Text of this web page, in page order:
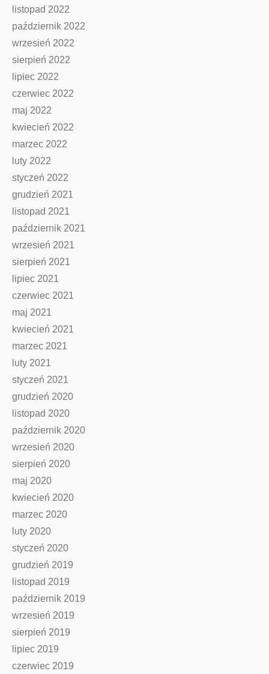
listopad 2022
październik 2022
wrzesień 2022
sierpień 2022
lipiec 2022
czerwiec 2022
maj 2022
kwiecień 2022
marzec 2022
luty 2022
styczeń 2022
grudzień 2021
listopad 2021
październik 2021
wrzesień 2021
sierpień 2021
lipiec 2021
czerwiec 2021
maj 2021
kwiecień 2021
marzec 2021
luty 2021
styczeń 2021
grudzień 2020
listopad 2020
październik 2020
wrzesień 2020
sierpień 2020
maj 2020
kwiecień 2020
marzec 2020
luty 2020
styczeń 2020
grudzień 2019
listopad 2019
październik 2019
wrzesień 2019
sierpień 2019
lipiec 2019
czerwiec 2019